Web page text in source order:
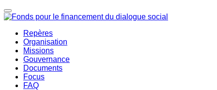
Repères
Organisation
Missions
Gouvernance
Documents
Focus
FAQ